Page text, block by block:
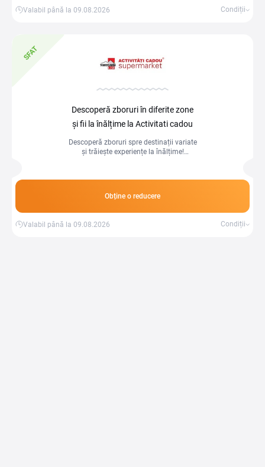
Valabil până la 09.08.2026 Condiții
SFAT
Descoperă zboruri în diferite zone
și fii la înălțime la Activitati cadou
Descoperă zboruri spre destinații variate
și trăiește experiențe la înălțime!
Obține o reducere
Valabil până la 09.08.2026 Condiții